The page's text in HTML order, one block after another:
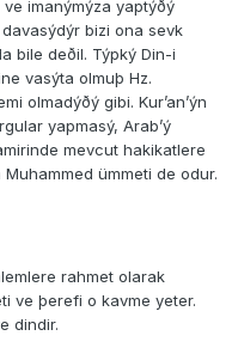
imanýmýza yaptýðý
bizi ona sevk
bile deðil. Týpký Din-i
vasýta olmuþ Hz.
olmadýðý gibi. Kur’an’ýn
yapmasý, Arab’ý
mevcut hakikatlere
ümmeti de odur.
rahmet olarak
ve þerefi o kavme yeter.
dindir.